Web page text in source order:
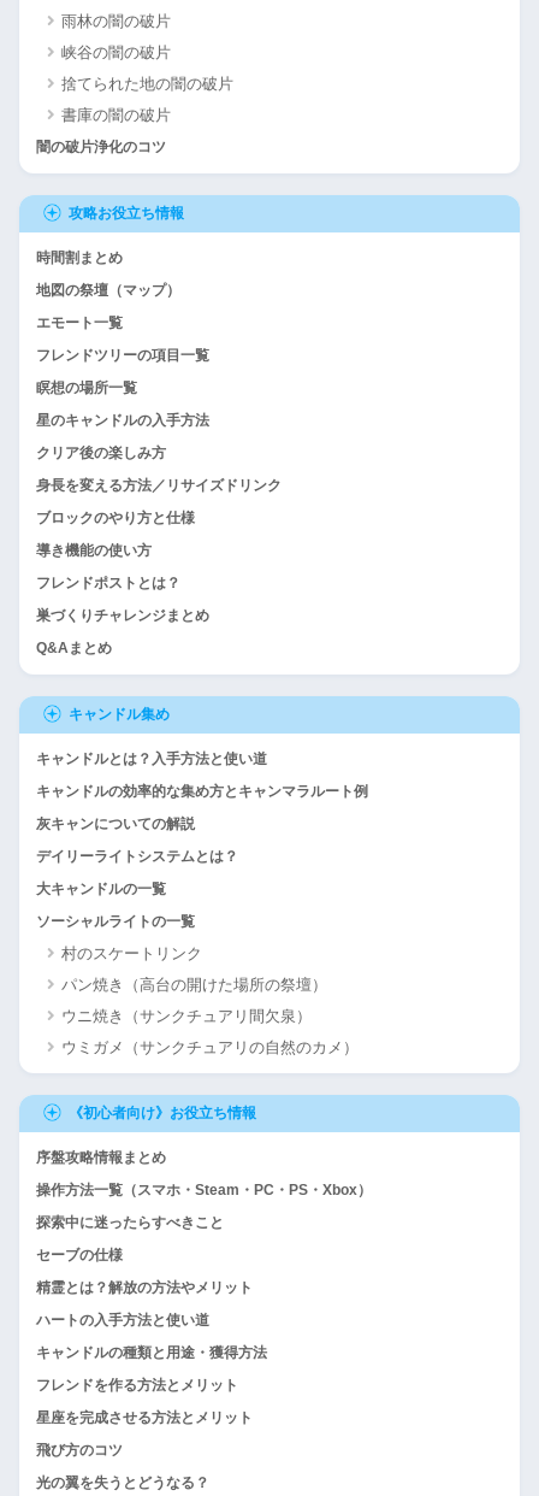
雨林の闇の破片
峡谷の闇の破片
捨てられた地の闇の破片
書庫の闇の破片
闇の破片浄化のコツ
攻略お役立ち情報
時間割まとめ
地図の祭壇（マップ）
エモート一覧
フレンドツリーの項目一覧
瞑想の場所一覧
星のキャンドルの入手方法
クリア後の楽しみ方
身長を変える方法／リサイズドリンク
ブロックのやり方と仕様
導き機能の使い方
フレンドポストとは？
巣づくりチャレンジまとめ
Q&Aまとめ
キャンドル集め
キャンドルとは？入手方法と使い道
キャンドルの効率的な集め方とキャンマラルート例
灰キャンについての解説
デイリーライトシステムとは？
大キャンドルの一覧
ソーシャルライトの一覧
村のスケートリンク
パン焼き（高台の開けた場所の祭壇）
ウニ焼き（サンクチュアリ間欠泉）
ウミガメ（サンクチュアリの自然のカメ）
《初心者向け》お役立ち情報
序盤攻略情報まとめ
操作方法一覧（スマホ・Steam・PC・PS・Xbox）
探索中に迷ったらすべきこと
セーブの仕様
精霊とは？解放の方法やメリット
ハートの入手方法と使い道
キャンドルの種類と用途・獲得方法
フレンドを作る方法とメリット
星座を完成させる方法とメリット
飛び方のコツ
光の翼を失うとどうなる？